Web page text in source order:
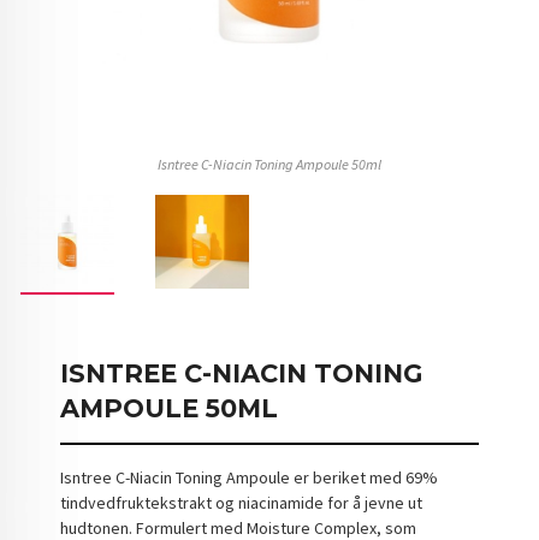
Isntree C-Niacin Toning Ampoule 50ml
ISNTREE C-NIACIN TONING
AMPOULE 50ML
Isntree C-Niacin Toning Ampoule er beriket med 69%
tindvedfruktekstrakt og niacinamide for å jevne ut
hudtonen. Formulert med Moisture Complex, som